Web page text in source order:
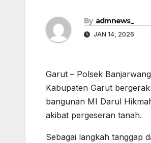
By admnews_
JAN 14, 2026
Garut – Polsek
Kabupaten Garut
bangunan MI Darul
akibat pergeseran tanah.
Sebagai langkah tanggap